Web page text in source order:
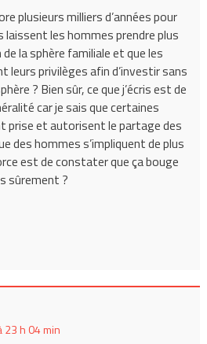
plusieurs milliers d’années pour
laissent les hommes prendre plus
de la sphère familiale et que les
leurs privilèges afin d’investir sans
? Bien sûr, ce que j’écris est de
car je sais que certaines
prise et autorisent le partage des
des hommes s’impliquent de plus
est de constater que ça bouge
sûrement ?
23 h 04 min